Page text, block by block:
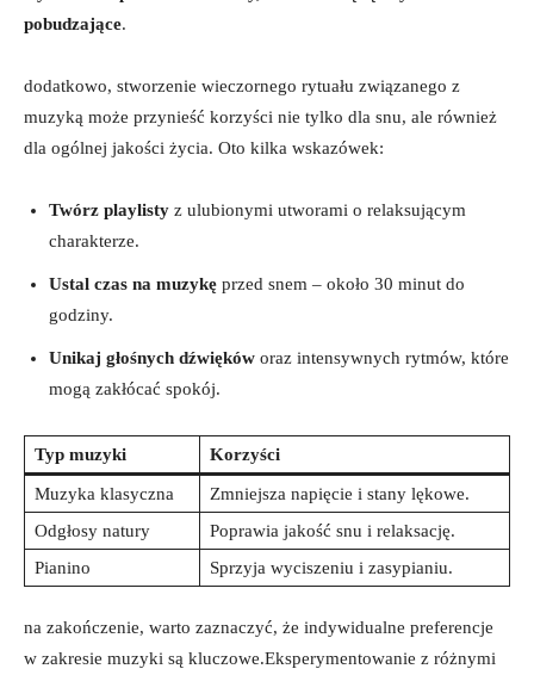
pobudzające.
dodatkowo, stworzenie wieczornego rytuału związanego z
muzyką może przynieść korzyści nie tylko dla snu, ale również
dla ogólnej jakości życia. Oto kilka wskazówek:
Twórz playlisty z ulubionymi utworami o relaksującym
charakterze.
Ustal czas na muzykę przed snem – około 30 minut do
godziny.
Unikaj głośnych dźwięków oraz intensywnych rytmów, które
mogą zakłócać spokój.
Typ muzyki Korzyści
Muzyka klasyczna
Zmniejsza napięcie i stany lękowe.
Odgłosy natury
Poprawia jakość snu i relaksację.
Pianino
Sprzyja wyciszeniu i zasypianiu.
na zakończenie, warto zaznaczyć, że indywidualne preferencje
w zakresie muzyki są kluczowe.Eksperymentowanie z różnymi